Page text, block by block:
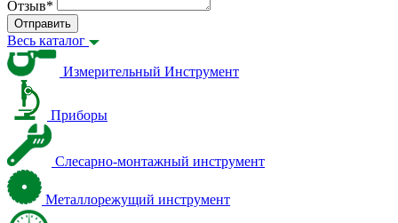
Отзыв*
Отправить
Весь каталог
Измерительный Инструмент
Приборы
Слесарно-монтажный инструмент
Металлорежущий инструмент